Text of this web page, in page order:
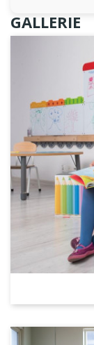
GALLERIE